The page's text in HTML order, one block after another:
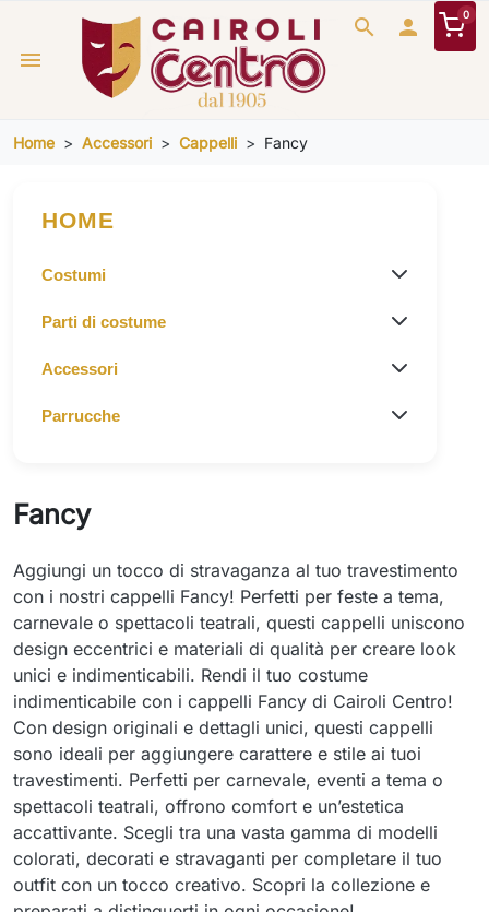
search
menu
 0
Home Accessori Cappelli Fancy
HOME
Costumi
Parti di costume
Accessori
Parrucche
Fancy
Aggiungi un tocco di stravaganza al tuo travestimento
con i nostri cappelli Fancy! Perfetti per feste a tema,
carnevale o spettacoli teatrali, questi cappelli uniscono
design eccentrici e materiali di qualità per creare look
unici e indimenticabili. Rendi il tuo costume
indimenticabile con i cappelli Fancy di Cairoli Centro!
Con design originali e dettagli unici, questi cappelli
sono ideali per aggiungere carattere e stile ai tuoi
travestimenti. Perfetti per carnevale, eventi a tema o
spettacoli teatrali, offrono comfort e un’estetica
accattivante. Scegli tra una vasta gamma di modelli
colorati, decorati e stravaganti per completare il tuo
outfit con un tocco creativo. Scopri la collezione e